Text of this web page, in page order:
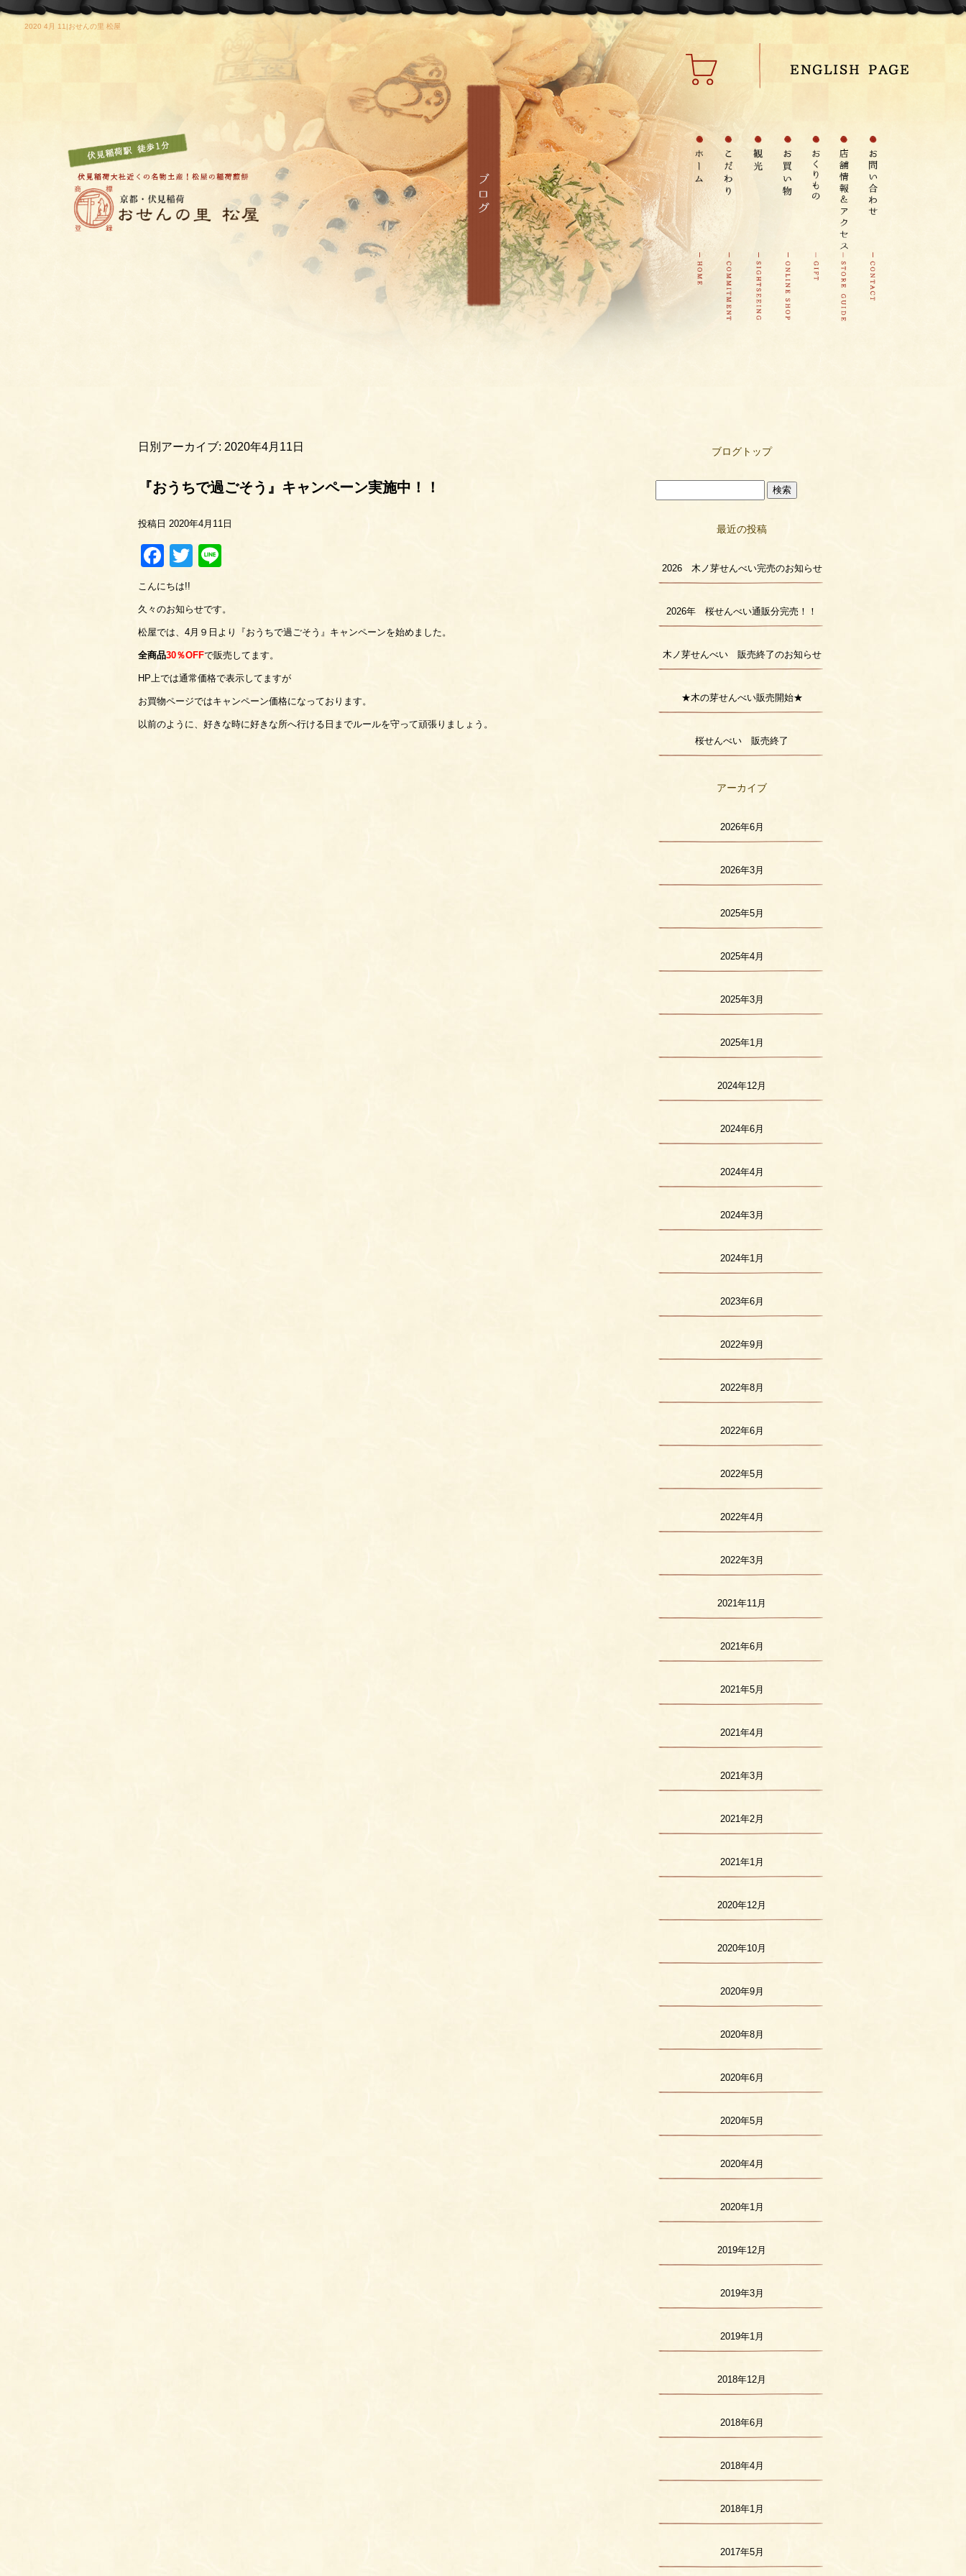
2020 4月 11|おせんの里 松屋
日別アーカイブ: 2020年4月11日
『おうちで過ごそう』キャンペーン実施中！！
投稿日 2020年4月11日
Facebook
Twitter
こんにちは!!
久々のお知らせです。
松屋では、4月９日より『おうちで過ごそう』キャンペーンを始めました。
全商品30％OFFで販売してます。
HP上では通常価格で表示してますが
お買物ページではキャンペーン価格になっております。
以前のように、好きな時に好きな所へ行ける日までルールを守って頑張りましょう。
ブログトップ
最近の投稿
2026 木ノ芽せんべい完売のお知らせ
2026年 桜せんべい通販分完売！！
木ノ芽せんべい 販売終了のお知らせ
★木の芽せんべい販売開始★
桜せんべい 販売終了
アーカイブ
2026年6月
2026年3月
2025年5月
2025年4月
2025年3月
2025年1月
2024年12月
2024年6月
2024年4月
2024年3月
2024年1月
2023年6月
2022年9月
2022年8月
2022年6月
2022年5月
2022年4月
2022年3月
2021年11月
2021年6月
2021年5月
2021年4月
2021年3月
2021年2月
2021年1月
2020年12月
2020年10月
2020年9月
2020年8月
2020年6月
2020年5月
2020年4月
2020年1月
2019年12月
2019年3月
2019年1月
2018年12月
2018年6月
2018年4月
2018年1月
2017年5月